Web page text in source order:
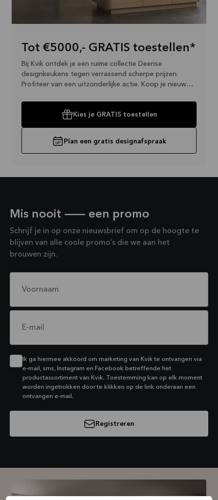
Tot €5000,- GRATIS toestellen*
Bij Kvik ontdek je een ruime collectie Deense
designkeukens tegen verrassend scherpe prijzen.
Profiteer van een uitzonderlijke actie. Koop je nieuwe
waarde van maximaal €5.000. Wees er snel bij, want
deze aanbieding is slechts tijdelijk verlengd.
Kies je GRATIS toestellen
Plan een gratis designafspraak
Mis nooit — een promo
Schrijf je in op onze nieuwsbrief om op de hoogte te
blijven van alle coole promo’s die we aan het
brouwen zijn.
Voornaam
E-mail
Ik ga hiermee akkoord om marketing van Kvik te ontvangen via
e-mail, sms, Instagram en Facebook betreffende het
productassortiment van Kvik. Toestemming kan op elk moment
worden ingetrokken door te klikken op de link onderaan een
ontvangen e-mail.
Registreren